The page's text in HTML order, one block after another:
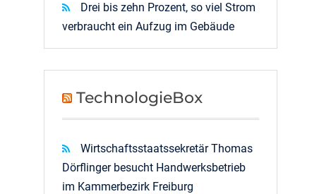
Drei bis zehn Prozent, so viel Strom
verbraucht ein Aufzug im Gebäude
TechnologieBox
Wirtschaftsstaatssekretär Thomas
Dörflinger besucht Handwerksbetrieb
im Kammerbezirk Freiburg